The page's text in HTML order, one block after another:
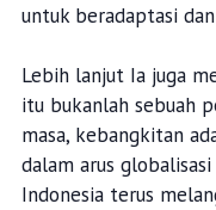
untuk beradaptasi
Lebih lanjut Ia juga
itu bukanlah sebuah
masa, kebangkitan
dalam arus
Indonesia terus